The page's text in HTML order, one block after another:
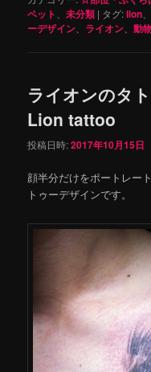
ペット
、未分類 | タグ:lion
ーデザイン
ライオン 、動
ライオンのタ
Lion tattoo
投稿日時:2017年10月15日
顔半分だけをポートレー
トゥーデザインです。